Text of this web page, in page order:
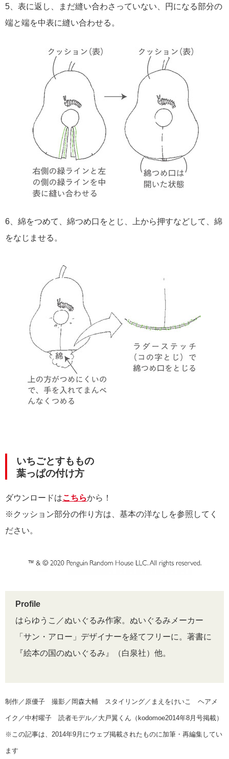
5、表に返し、まだ縫い合わさっていない、円になる部分の
端と端を中表に縫い合わせる。
6、綿をつめて、綿つめ口をとじ、上から押すなどして、綿
をなじませる。
いちごとすももの
葉っぱの付け方
ダウンロードはこちらから！
※クッション部分の作り方は、基本の洋なしを参照してく
ださい。
Profile
はらゆうこ／ぬいぐるみ作家。ぬいぐるみメーカー
「サン・アロー」デザイナーを経てフリーに。著書に
『絵本の国のぬいぐるみ』（白泉社）他。
制作／原優子 撮影／岡森大輔 スタイリング／まえをけいこ ヘアメ
イク／中村曜子 読者モデル／大戸翼くん（kodomoe2014年8月号掲載）
※この記事は、2014年9月にウェブ掲載されたものに加筆・再編集してい
ます